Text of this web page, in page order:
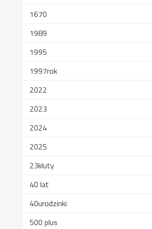
1670
1989
1995
1997rok
2022
2023
2024
2025
23kluty
40 lat
40urodzinki
500 plus